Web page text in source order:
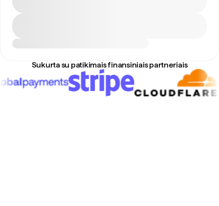
Sukurta su patikimais finansiniais partneriais